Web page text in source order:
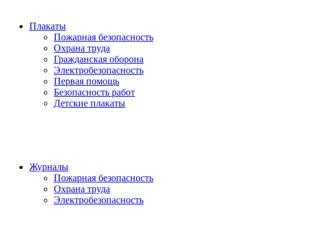
Плакаты
Пожарная безопасность
Охрана труда
Гражданская оборона
Электробезопасность
Первая помощь
Безопасность работ
Детские плакаты
Журналы
Пожарная безопасность
Охрана труда
Электробезопасность